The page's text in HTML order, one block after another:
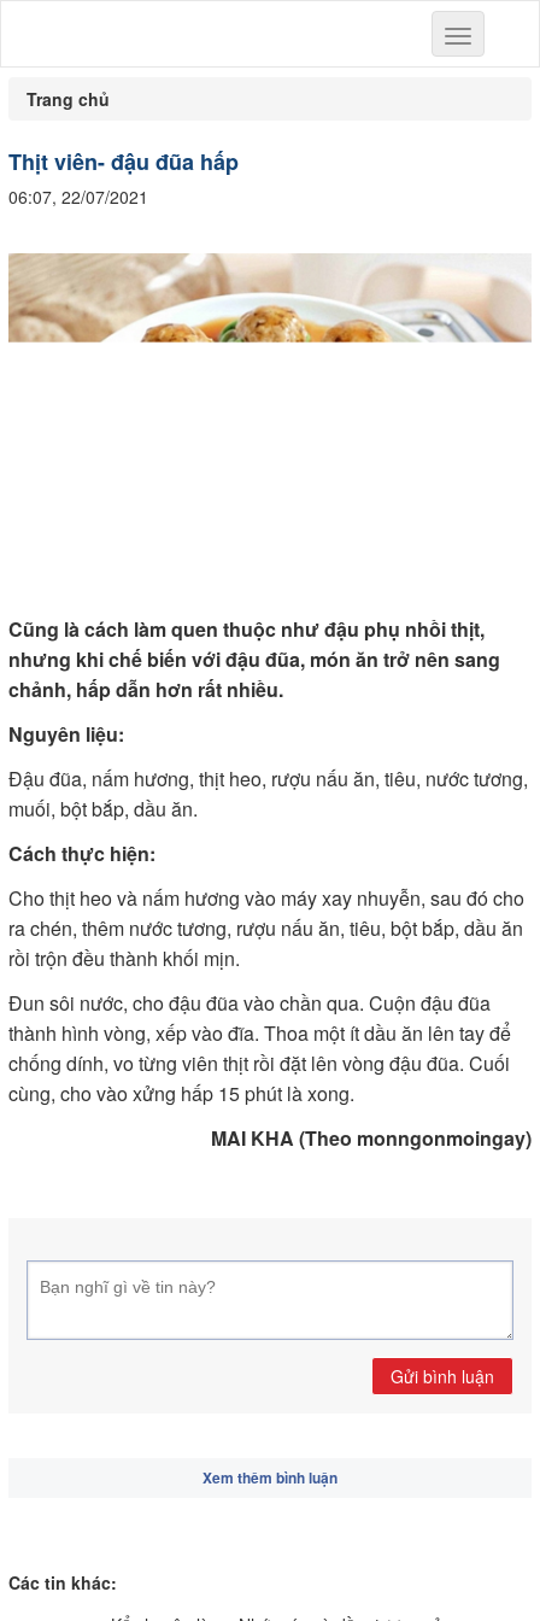
Toggle
navigation
Trang chủ
Thịt viên- đậu đũa hấp
06:07, 22/07/2021
Cũng là cách làm quen thuộc như đậu phụ nhồi thịt,
nhưng khi chế biến với đậu đũa, món ăn trở nên sang
chảnh, hấp dẫn hơn rất nhiều.
Nguyên liệu:
Đậu đũa, nấm hương, thịt heo, rượu nấu ăn, tiêu, nước tương,
muối, bột bắp, dầu ăn.
Cách thực hiện:
Cho thịt heo và nấm hương vào máy xay nhuyễn, sau đó cho
ra chén, thêm nước tương, rượu nấu ăn, tiêu, bột bắp, dầu ăn
rồi trộn đều thành khối mịn.
Đun sôi nước, cho đậu đũa vào chần qua. Cuộn đậu đũa
thành hình vòng, xếp vào đĩa. Thoa một ít dầu ăn lên tay để
chống dính, vo từng viên thịt rồi đặt lên vòng đậu đũa. Cuối
cùng, cho vào xửng hấp 15 phút là xong.
MAI KHA (Theo monngonmoingay)
Gửi bình luận
Xem thêm bình luận
Các tin khác: